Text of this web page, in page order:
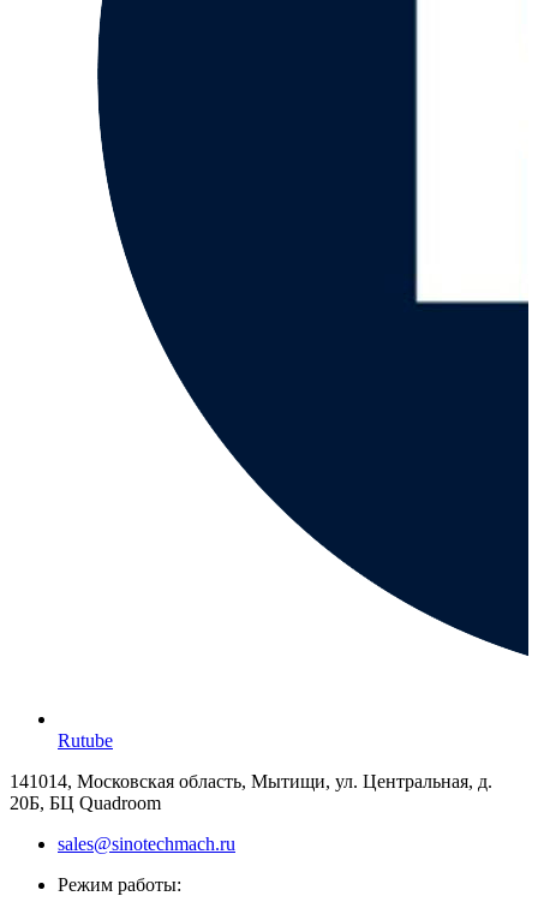
Rutube
141014, Московская область, Мытищи, ул. Центральная, д.
20Б, БЦ Quadroom
sales@sinotechmach.ru
Режим работы: